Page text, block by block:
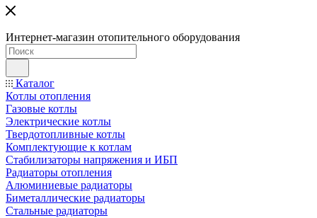
Интернет-магазин отопительного оборудования
Каталог
Котлы отопления
Газовые котлы
Электрические котлы
Твердотопливные котлы
Комплектующие к котлам
Стабилизаторы напряжения и ИБП
Радиаторы отопления
Алюминиевые радиаторы
Биметаллические радиаторы
Стальные радиаторы